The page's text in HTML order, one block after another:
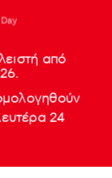
88 21
από
24